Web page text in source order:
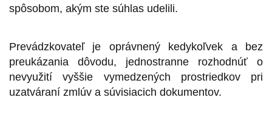
spôsobom, akým ste súhlas udelili.
Prevádzkovateľ je oprávnený kedykoľvek a bez
preukázania dôvodu, jednostranne rozhodnúť o
nevyužití vyššie vymedzených prostriedkov pri
uzatváraní zmlúv a súvisiacich dokumentov.